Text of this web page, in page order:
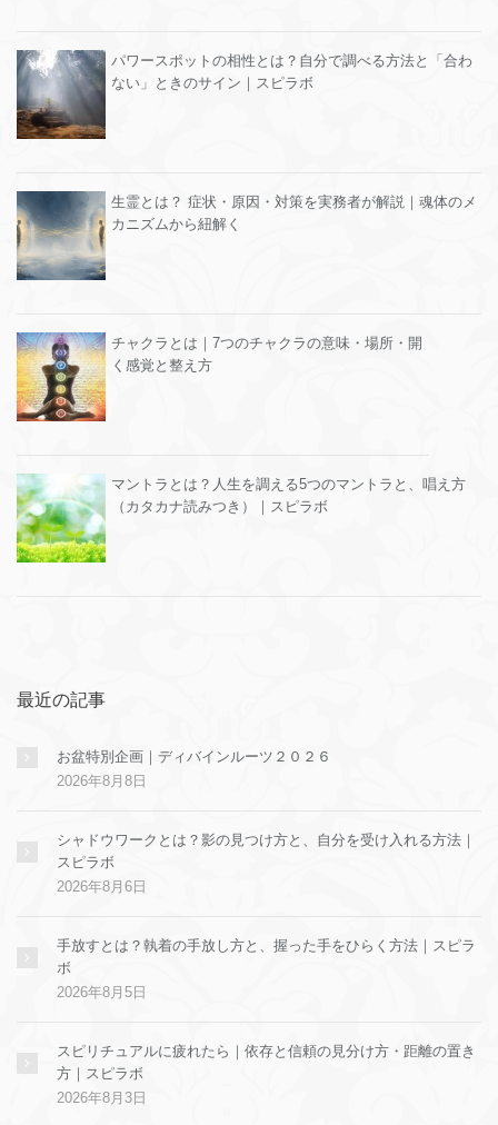
パワースポットの相性とは？自分で調べる方法と「合わ
ない」ときのサイン｜スピラボ
生霊とは？ 症状・原因・対策を実務者が解説｜魂体のメ
カニズムから紐解く
チャクラとは｜7つのチャクラの意味・場所・開
く感覚と整え方
マントラとは？人生を調える5つのマントラと、唱え方
（カタカナ読みつき）｜スピラボ
最近の記事
お盆特別企画｜ディバインルーツ２０２６
2026年8月8日
シャドウワークとは？影の見つけ方と、自分を受け入れる方法｜
スピラボ
2026年8月6日
手放すとは？執着の手放し方と、握った手をひらく方法｜スピラ
ボ
2026年8月5日
スピリチュアルに疲れたら｜依存と信頼の見分け方・距離の置き
方｜スピラボ
2026年8月3日